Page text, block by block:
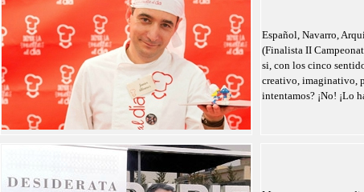
Español, Navarro,
(Finalista II
si, con los cinco
creativo, imaginativo,
intentamos? ¡No! ¡Lo